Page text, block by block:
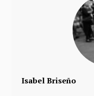
Isabel Briseño